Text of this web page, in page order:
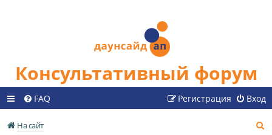
Консультативный форум
FAQ Вход
Регистрация
На сайт